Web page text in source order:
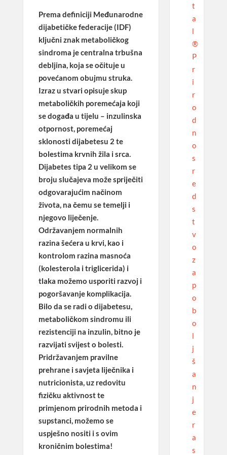
Prema definiciji Međunarodne
dijabetičke federacije (IDF)
ključni znak metaboličkog
sindroma je centralna trbušna
debljina, koja se očituje u
povećanom obujmu struka.
Izraz u stvari opisuje skup
metaboličkih poremećaja koji
se događa u tijelu – inzulinska
otpornost, poremećaj
sklonosti dijabetesu 2 te
bolestima krvnih žila i srca.
Dijabetes tipa 2 u velikom se
broju slučajeva može spriječiti
odgovarajućim načinom
života, na čemu se temelji i
njegovo liječenje.
Održavanjem normalnih
razina šećera u krvi, kao i
kontrolom razina masnoća
(kolesterola i triglicerida) i
tlaka možemo usporiti razvoj i
pogoršavanje komplikacija.
Bilo da se radi o dijabetesu,
metaboličkom sindromu ili
rezistenciji na inzulin, bitno je
razvijati svijest o bolesti.
Pridržavanjem pravilne
prehrane i savjeta liječnika i
nutricionista, uz redovitu
fizičku aktivnost te
primjenom prirodnih metoda i
supstanci, možemo se
uspješno nositi i s ovim
kroničnim bolestima!
t
a
l
®
P
r
i
r
o
d
n
o
s
r
e
d
s
t
v
o
z
a
p
o
b
o
l
j
š
a
n
j
e
r
a
s